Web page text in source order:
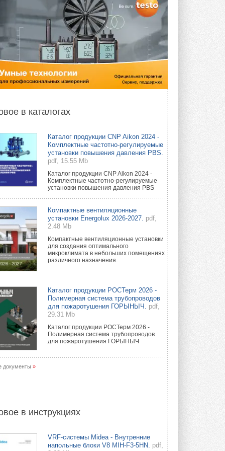
в каталогах
Каталог продукции CNP Aikon 2024 -
Комплектные частотно-регулируемые
установки повышения давления PBS.
pdf, 15.55 Mb
Каталог продукции CNP Aikon 2024 -
Комплектные частотно-регулируемые
установки повышения давления PBS
Компактные вентиляционные
установки Energolux 2026-2027. pdf,
2.48 Mb
Компактные вентиляционные установки
для создания оптимального
микроклимата в небольших помещениях
различного назначения.
Каталог продукции РОСТерм 2026 -
Полимерная система трубопроводов
для пожаротушения ГОРЫНЫЧ.
pdf,
29.31 Mb
Каталог продукции РОСТерм 2026 -
Полимерная система трубопроводов
для пожаротушения ГОРЫНЫЧ
документы »
в инструкциях
VRF-системы Midea - Внутренние
напольные блоки V8 MIH-F3-5HN. pdf,